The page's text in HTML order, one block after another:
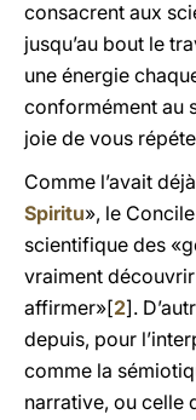
consacrent aux
jusqu’au bout le
une énergie
conformément au
joie de vous
Comme l’avait
Spiritu», le
scientifique des
vraiment découvrir
affirmer»[2].
depuis, pour
comme la
narrative, ou celle